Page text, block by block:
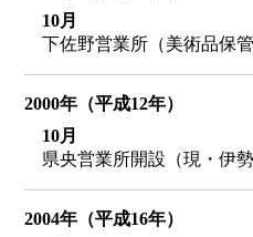
10月
下佐野営業所（美術品保
2000年（平成12年）
10月
県央営業所開設（現・伊
2004年（平成16年）